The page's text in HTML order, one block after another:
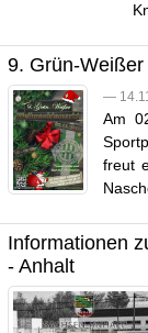
9. Grün-
—
Am
freut
Informationen
- Anhalt